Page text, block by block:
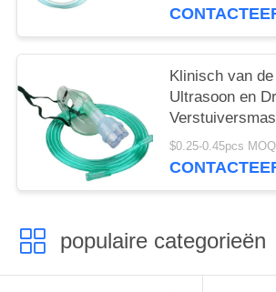
Klinisch van
Ultrasoon en
$0.25-0.45pcs
populaire categorieën